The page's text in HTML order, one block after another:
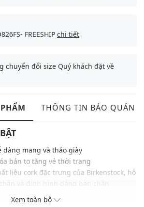
FREESHIP chi tiết
chuyển đổi size Quý khách đặt về
THÔNG TIN BẢO QUẢN
dàng mang và tháo giày
bản to tăng vẻ thời trang
liệu cork đặc trưng của Birkenstock, hỗ
mại, thấm hút tốt, mang lại cảm giác
Xem toàn bộ